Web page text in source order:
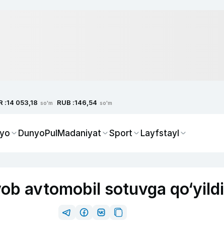
:14 053,18 so'm RUB :146,54 so'm
DunyoPulMadaniyat Sport Layfstayl
avtomobil sotuvga qo‘yildi